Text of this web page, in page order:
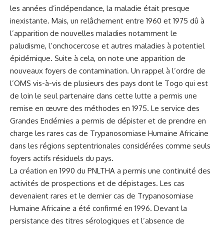
les années d’indépendance, la maladie était presque
inexistante. Mais, un relâchement entre 1960 et 1975 dû à
l’apparition de nouvelles maladies notamment le
paludisme, l’onchocercose et autres maladies à potentiel
épidémique. Suite à cela, on note une apparition de
nouveaux foyers de contamination. Un rappel à l’ordre de
l’OMS vis-à-vis de plusieurs des pays dont le Togo qui est
de loin le seul partenaire dans cette lutte a permis une
remise en œuvre des méthodes en 1975. Le service des
Grandes Endémies a permis de dépister et de prendre en
charge les rares cas de Trypanosomiase Humaine Africaine
dans les régions septentrionales considérées comme seuls
foyers actifs résiduels du pays.
La création en 1990 du PNLTHA a permis une continuité des
activités de prospections et de dépistages. Les cas
devenaient rares et le dernier cas de Trypanosomiase
Humaine Africaine a été confirmé en 1996. Devant la
persistance des titres sérologiques et l’absence de